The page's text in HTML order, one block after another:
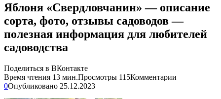
Яблоня «Свердловчанин» — описание
сорта, фото, отзывы садоводов —
полезная информация для любителей
садоводства
Поделиться в ВКонтакте
Время чтения 13 мин.Просмотры 115Комментарии
0Опубликовано 25.12.2023